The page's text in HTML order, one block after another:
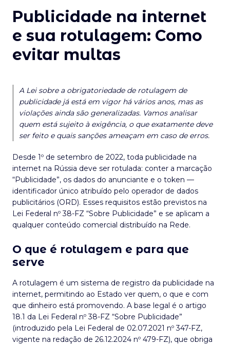
Publicidade na internet
e sua rotulagem: Como
evitar multas
A Lei sobre a obrigatoriedade de rotulagem de
publicidade já está em vigor há vários anos, mas as
violações ainda são generalizadas. Vamos analisar
quem está sujeito à exigência, o que exatamente deve
ser feito e quais sanções ameaçam em caso de erros.
Desde 1º de setembro de 2022, toda publicidade na
internet na Rússia deve ser rotulada: conter a marcação
“Publicidade”, os dados do anunciante e o token —
identificador único atribuído pelo operador de dados
publicitários (ORD). Esses requisitos estão previstos na
Lei Federal nº 38-FZ “Sobre Publicidade” e se aplicam a
qualquer conteúdo comercial distribuído na Rede.
O que é rotulagem e para que
serve
A rotulagem é um sistema de registro da publicidade na
internet, permitindo ao Estado ver quem, o que e com
que dinheiro está promovendo. A base legal é o artigo
18.1 da Lei Federal nº 38-FZ “Sobre Publicidade”
(introduzido pela Lei Federal de 02.07.2021 nº 347-FZ,
vigente na redação de 26.12.2024 nº 479-FZ), que obriga